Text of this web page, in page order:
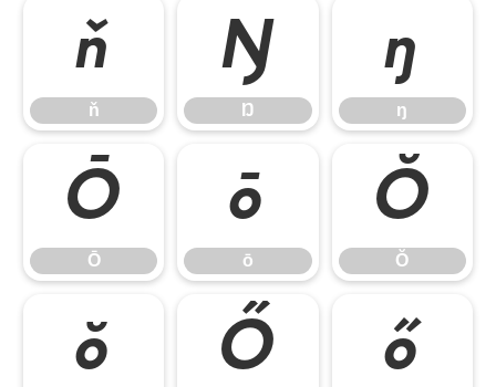
ň
ň
Ŋ
Ŋ
ŋ
ŋ
Ō
Ō
ō
ō
Ŏ
Ŏ
ŏ Ő ő